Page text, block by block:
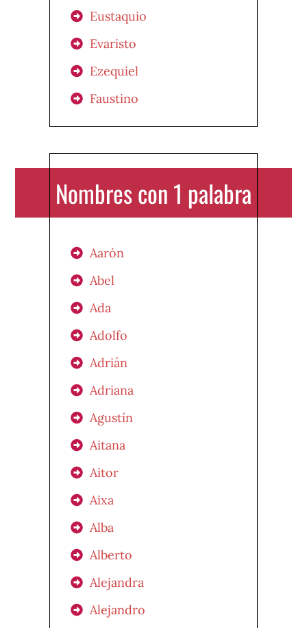
Eustaquio
Evaristo
Ezequiel
Faustino
Nombres con 1 palabra
Aarón
Abel
Ada
Adolfo
Adrián
Adriana
Agustín
Aitana
Aitor
Aixa
Alba
Alberto
Alejandra
Alejandro